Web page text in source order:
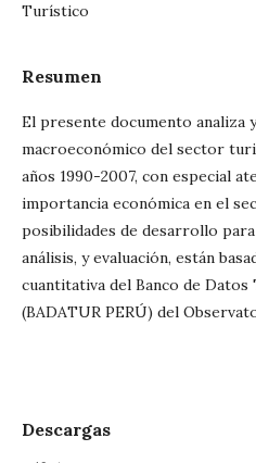
Turístico
Resumen
El presente documento analiza
macroeconómico del sector
años 1990-2007, con especial
importancia económica en el
posibilidades de desarrollo
análisis, y evaluación, están
cuantitativa del Banco de
(BADATUR PERÚ) del
Descargas